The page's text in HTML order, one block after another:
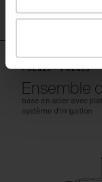
POL425 - POL455
Ensemble
base en acier avec
système d'irrigation